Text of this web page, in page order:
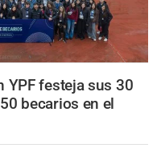
YPF festeja sus 30
becarios en el